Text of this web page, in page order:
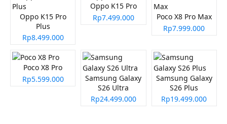
Oppo K15 Pro
Plus
Rp8.499.000
Oppo K15 Pro
Rp7.499.000
Poco X8 Pro Max
Rp7.999.000
Poco X8 Pro
Rp5.599.000
Samsung Galaxy
S26 Ultra
Rp24.499.000
Samsung Galaxy
S26 Plus
Rp19.499.000